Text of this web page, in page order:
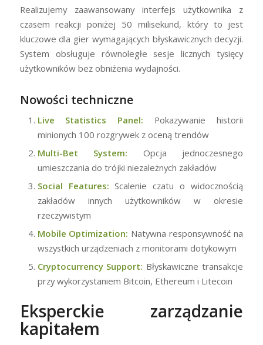
Realizujemy zaawansowany interfejs użytkownika z
czasem reakcji poniżej 50 milisekund, który to jest
kluczowe dla gier wymagających błyskawicznych decyzji.
System obsługuje równoległe sesje licznych tysięcy
użytkowników bez obniżenia wydajności.
Nowości techniczne
Live Statistics Panel: Pokazywanie historii
minionych 100 rozgrywek z oceną trendów
Multi-Bet System: Opcja jednoczesnego
umieszczania do trójki niezależnych zakładów
Social Features: Scalenie czatu o widocznością
zakładów innych użytkowników w okresie
rzeczywistym
Mobile Optimization: Natywna responsywność na
wszystkich urządzeniach z monitorami dotykowym
Cryptocurrency Support: Błyskawiczne transakcje
przy wykorzystaniem Bitcoin, Ethereum i Litecoin
Eksperckie zarządzanie
kapitałem